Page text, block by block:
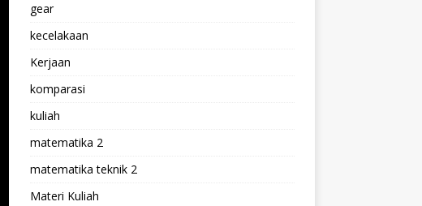
gear
kecelakaan
Kerjaan
komparasi
kuliah
matematika 2
matematika teknik 2
Materi Kuliah